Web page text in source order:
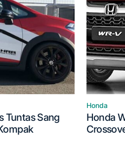
Tuntas Sang
Posted
in
Honda
Honda